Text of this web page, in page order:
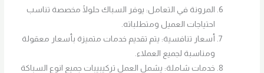
المرونة في التعامل: يوفر السباك حلولًا مخصصة تناسب
احتياجات العميل ومتطلباته.
أسعار تنافسية: يتم تقديم خدمات متميزة بأسعار معقولة
ومناسبة لجميع العملاء.
خدمات شاملة: يشمل العمل تركيبيبات جميع انوع السباكة